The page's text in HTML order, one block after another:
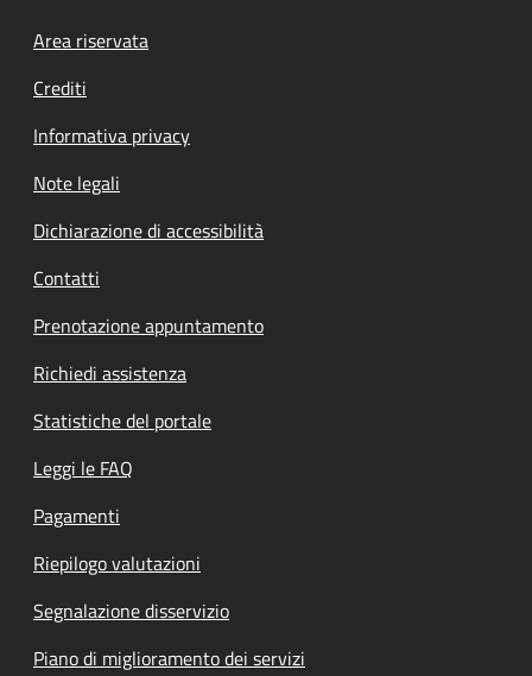
Footer menu
Area riservata
Crediti
Informativa privacy
Note legali
Dichiarazione di accessibilità
Contatti
Prenotazione appuntamento
Richiedi assistenza
Statistiche del portale
Leggi le FAQ
Pagamenti
Riepilogo valutazioni
Segnalazione disservizio
Piano di miglioramento dei servizi